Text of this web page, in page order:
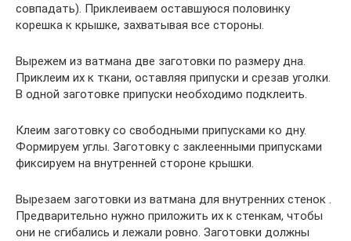
совпадать). Приклеиваем оставшуюся половинку
корешка к крышке, захватывая все стороны.
Вырежем из ватмана две заготовки по размеру дна.
Приклеим их к ткани, оставляя припуски и срезав уголки.
В одной заготовке припуски необходимо подклеить.
Клеим заготовку со свободными припусками ко дну.
Формируем углы. Заготовку с заклеенными припусками
фиксируем на внутренней стороне крышки.
Вырезаем заготовки из ватмана для внутренних стенок .
Предварительно нужно приложить их к стенкам, чтобы
они не сгибались и лежали ровно. Заготовки должны